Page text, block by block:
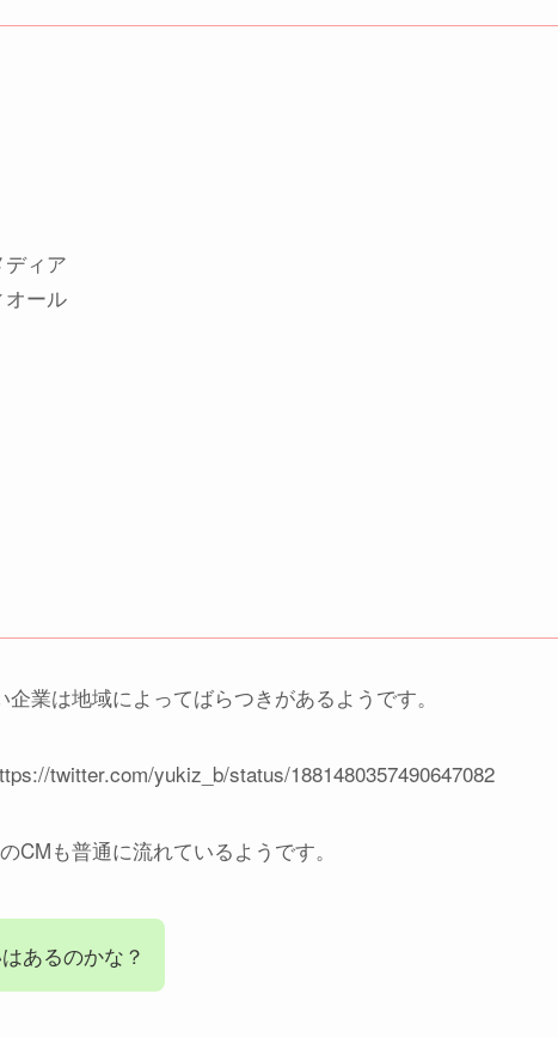
ィア
オール
業は地域によってばらつきがあるようです。
twitter.com/yukiz_b/status/1881480357490647082
CMも普通に流れているようです。
あるのかな？